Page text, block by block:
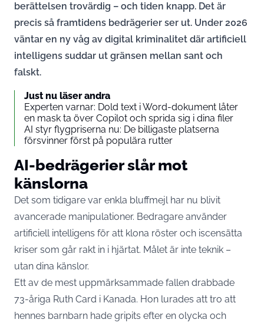
berättelsen trovärdig – och tiden knapp. Det är
precis så framtidens bedrägerier ser ut. Under 2026
väntar en ny våg av digital kriminalitet där artificiell
intelligens suddar ut gränsen mellan sant och
falskt.
Just nu läser andra
Experten varnar: Dold text i Word-dokument låter
en mask ta över Copilot och sprida sig i dina filer
AI styr flygpriserna nu: De billigaste platserna
försvinner först på populära rutter
AI-bedrägerier slår mot
känslorna
Det som tidigare var enkla bluffmejl har nu blivit
avancerade manipulationer. Bedragare använder
artificiell intelligens för att klona röster och iscensätta
kriser som går rakt in i hjärtat. Målet är inte teknik –
utan dina känslor.
Ett av de mest uppmärksammade fallen drabbade
73-åriga Ruth Card i Kanada. Hon lurades att tro att
hennes barnbarn hade gripits efter en olycka och